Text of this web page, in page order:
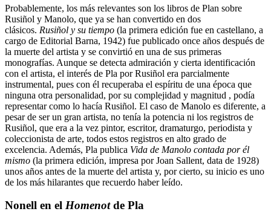
Probablemente, los más relevantes son los libros de Plan sobre
Rusiñol y Manolo, que ya se han convertido en dos
clásicos. Rusiñol y su tiempo (la primera edición fue en castellano, a
cargo de Editorial Barna, 1942) fue publicado once años después de
la muerte del artista y se convirtió en una de sus primeras
monografías. Aunque se detecta admiración y cierta identificación
con el artista, el interés de Pla por Rusiñol era parcialmente
instrumental, pues con él recuperaba el espíritu de una época que
ninguna otra personalidad, por su complejidad y magnitud , podía
representar como lo hacía Rusiñol. El caso de Manolo es diferente, a
pesar de ser un gran artista, no tenía la potencia ni los registros de
Rusiñol, que era a la vez pintor, escritor, dramaturgo, periodista y
coleccionista de arte, todos estos registros en alto grado de
excelencia. Además, Pla publica Vida de Manolo contada por él
mismo (la primera edición, impresa por Joan Sallent, data de 1928)
unos años antes de la muerte del artista y, por cierto, su inicio es uno
de los más hilarantes que recuerdo haber leído.
Nonell en el Homenotde Pla